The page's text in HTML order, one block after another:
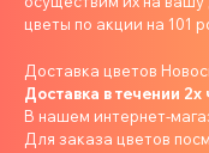
цветы по акции на 101
Доставка цветов
Доставка в течении 2х
В нашем интернет-
Для заказа цветов